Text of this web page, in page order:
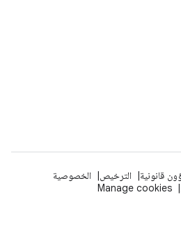
قانونية الترخيص
الخصوصية
Manage cookies